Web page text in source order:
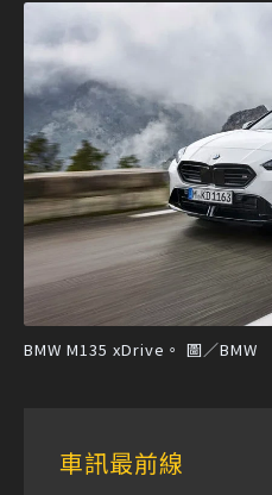
BMW M135 xDrive。 圖／BMW
車訊最前線